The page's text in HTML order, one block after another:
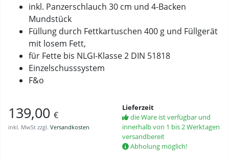
inkl. Panzerschlauch 30 cm und 4-Backen
Mundstück
Füllung durch Fettkartuschen 400 g und Füllgerät
mit losem Fett,
für Fette bis NLGI-Klasse 2 DIN 51818
Einzelschusssystem
F&o
139,00 €
inkl. MwSt zzgl. Versandkosten
Lieferzeit
die Ware ist verfügbar und
innerhalb von 1 bis 2 Werktagen
versandbereit
Abholung möglich!